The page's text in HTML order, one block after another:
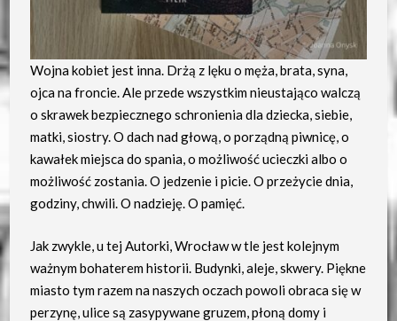
Wojna kobiet jest inna. Drżą z lęku o męża, brata, syna,
ojca na froncie. Ale przede wszystkim nieustająco walczą
o skrawek bezpiecznego schronienia dla dziecka, siebie,
matki, siostry. O dach nad głową, o porządną piwnicę, o
kawałek miejsca do spania, o możliwość ucieczki albo o
możliwość zostania. O jedzenie i picie. O przeżycie dnia,
godziny, chwili. O nadzieję. O pamięć.
Jak zwykle, u tej Autorki, Wrocław w tle jest kolejnym
ważnym bohaterem historii. Budynki, aleje, skwery. Piękne
miasto tym razem na naszych oczach powoli obraca się w
perzynę, ulice są zasypywane gruzem, płoną domy i